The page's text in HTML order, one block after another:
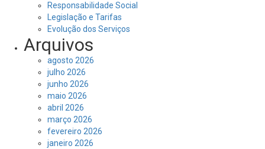
Responsabilidade Social
Legislação e Tarifas
Evolução dos Serviços
Arquivos
agosto 2026
julho 2026
junho 2026
maio 2026
abril 2026
março 2026
fevereiro 2026
janeiro 2026